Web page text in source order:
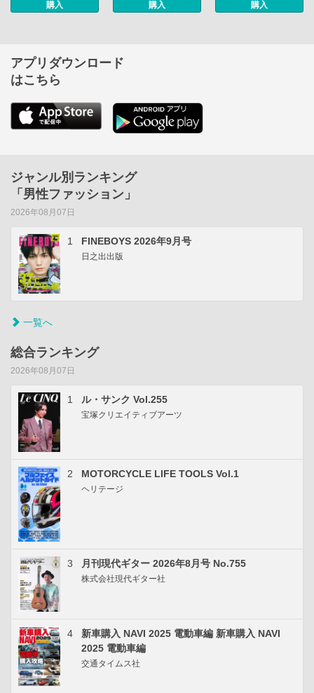
購入 購入 購入
アプリダウンロード
はこちら
ジャンル別ランキング
「男性ファッション」
2026年08月07日
1 FINEBOYS 2026年9月号
日之出出版
一覧へ
総合ランキング
2026年08月07日
1 ル・サンク Vol.255
宝塚クリエイティブアーツ
2 MOTORCYCLE LIFE TOOLS Vol.1
ヘリテージ
3 月刊現代ギター 2026年8月号 No.755
株式会社現代ギター社
4
新車購入 NAVI 2025 電動車編 新車購入 NAVI
2025 電動車編
交通タイムス社